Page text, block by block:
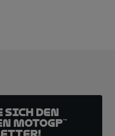
sich den